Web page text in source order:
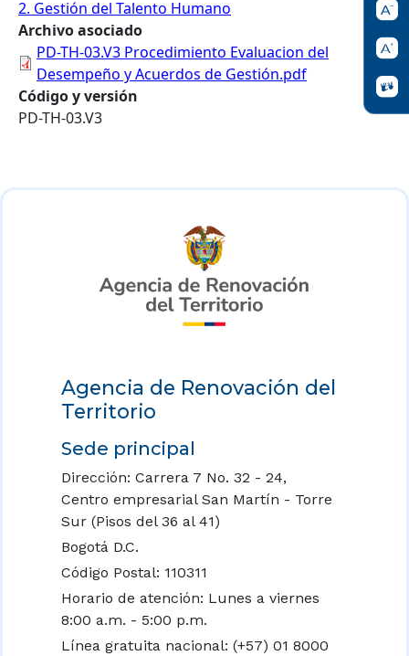
2. Gestión del Talento Humano
Archivo asociado
PD-TH-03.V3 Procedimiento Evaluacion del
Desempeño y Acuerdos de Gestión.pdf
Código y versión
PD-TH-03.V3
Agencia de Renovación del
Territorio
Sede principal
Dirección: Carrera 7 No. 32 - 24,
Centro empresarial San Martín - Torre
Sur (Pisos del 36 al 41)
Bogotá D.C.
Código Postal: 110311
Horario de atención: Lunes a viernes
8:00 a.m. - 5:00 p.m.
Línea gratuita nacional: (+57) 01 8000